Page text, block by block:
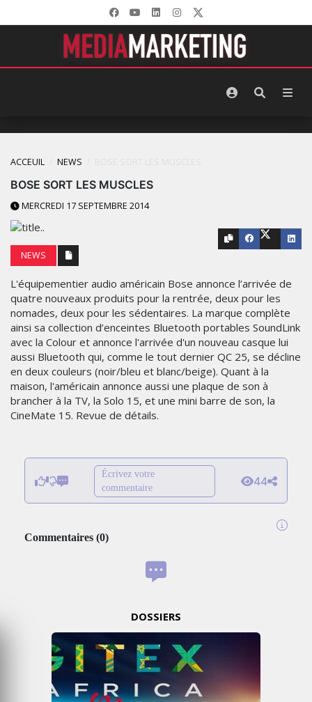
ACCEUIL NEWS
BOSE SORT LES MUSCLES
MERCREDI 17 SEPTEMBRE 2014
NEWS
L'équipementier audio américain Bose annonce l’arrivée de
quatre nouveaux produits pour la rentrée, deux pour les
nomades, deux pour les sédentaires. La marque complète
ainsi sa collection d’enceintes Bluetooth portables SoundLink
avec la Colour et annonce l'arrivée d'un nouveau casque lui
aussi Bluetooth qui, comme le tout dernier QC 25, se décline
en deux couleurs (noir/bleu et blanc/beige). Quant à la
maison, l'américain annonce aussi une plaque de son à
brancher à la TV, la Solo 15, et une mini barre de son, la
CineMate 15. Revue de détails.
Écrivez votre
commentaire
44
Commentaires (0)
DOSSIERS